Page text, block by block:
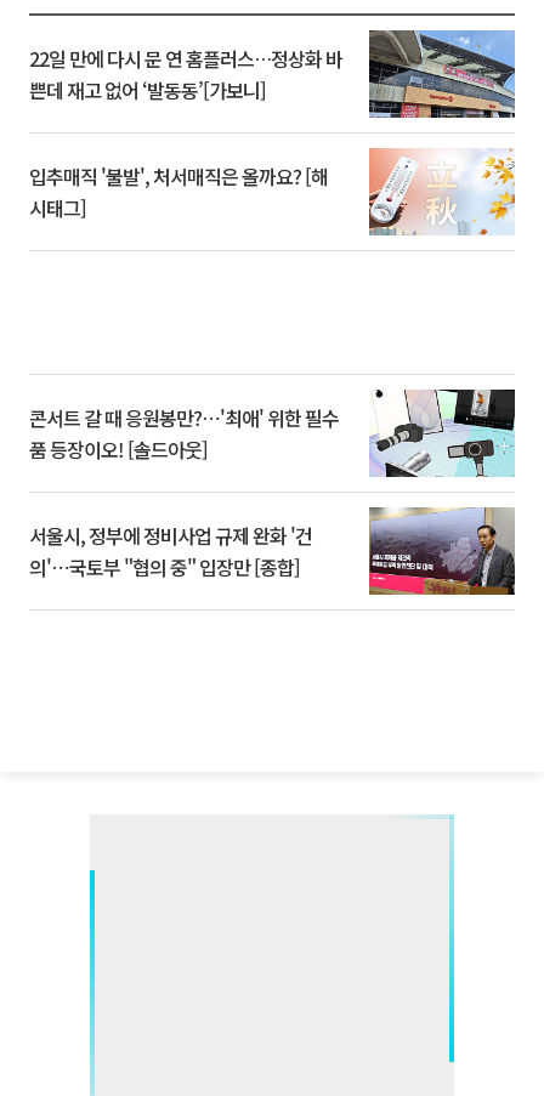
22일 만에 다시 문 연 홈플러스…정상화 바
쁜데 재고 없어 ‘발동동’[가보니]
입추매직 '불발', 처서매직은 올까요? [해
시태그]
콘서트 갈 때 응원봉만?⋯'최애' 위한 필수
품 등장이오! [솔드아웃]
서울시, 정부에 정비사업 규제 완화 '건
의'⋯국토부 "협의 중" 입장만 [종합]